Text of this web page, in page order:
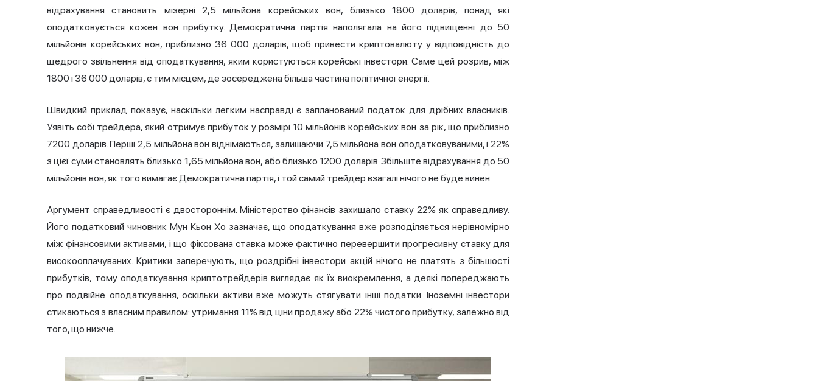
відрахування становить мізерні 2,5 мільйона корейських вон, близько 1800 доларів, понад які
оподатковується кожен вон прибутку. Демократична партія наполягала на його підвищенні до 50
мільйонів корейських вон, приблизно 36 000 доларів, щоб привести криптовалюту у відповідність до
щедрого звільнення від оподаткування, яким користуються корейські інвестори. Саме цей розрив, між
1800 і 36 000 доларів, є тим місцем, де зосереджена більша частина політичної енергії.
Швидкий приклад показує, наскільки легким насправді є запланований податок для дрібних власників.
Уявіть собі трейдера, який отримує прибуток у розмірі 10 мільйонів корейських вон за рік, що приблизно
7200 доларів. Перші 2,5 мільйона вон віднімаються, залишаючи 7,5 мільйона вон оподатковуваними, і 22%
з цієї суми становлять близько 1,65 мільйона вон, або близько 1200 доларів. Збільште відрахування до 50
мільйонів вон, як того вимагає Демократична партія, і той самий трейдер взагалі нічого не буде винен.
Аргумент справедливості є двостороннім. Міністерство фінансів захищало ставку 22% як справедливу.
Його податковий чиновник Мун Кьон Хо зазначає, що оподаткування вже розподіляється нерівномірно
між фінансовими активами, і що фіксована ставка може фактично перевершити прогресивну ставку для
високооплачуваних. Критики заперечують, що роздрібні інвестори акцій нічого не платять з більшості
прибутків, тому оподаткування криптотрейдерів виглядає як їх виокремлення, а деякі попереджають
про подвійне оподаткування, оскільки активи вже можуть стягувати інші податки. Іноземні інвестори
стикаються з власним правилом: утримання 11% від ціни продажу або 22% чистого прибутку, залежно від
того, що нижче.